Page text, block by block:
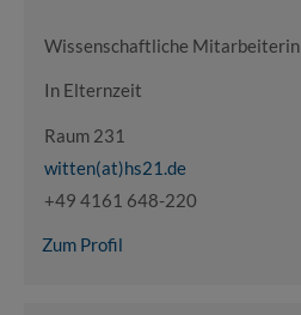
Wissenschaftliche Mitarbeiterin
In Elternzeit
Raum 231
witten(at)hs21.de
+49 4161 648-220
Zum Profil